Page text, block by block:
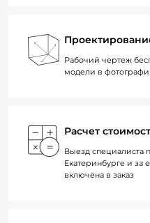
Рабочий чертеж
модели в
Расчет
Выезд специалиста
Екатеринбурге и за
включена в заказ